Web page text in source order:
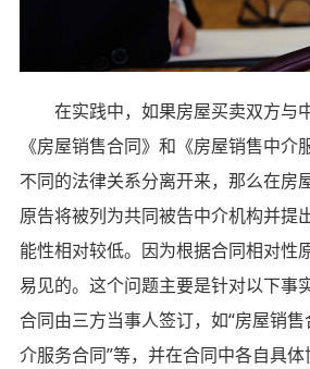
在实践中，如果房屋买卖双方与
《房屋销售合同》和《房屋销售中介
不同的法律关系分离开来，那么在房
原告将被列为共同被告中介机构并提
能性相对较低。因为根据合同相对性
易见的。这个问题主要是针对以下事
合同由三方当事人签订，如“房屋销售
介服务合同”等，并在合同中各自具